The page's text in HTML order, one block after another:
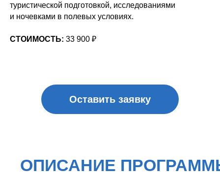
туристической подготовкой, исследованиями
и ночевками в полевых условиях.
СТОИМОСТЬ: 33 900 ₽